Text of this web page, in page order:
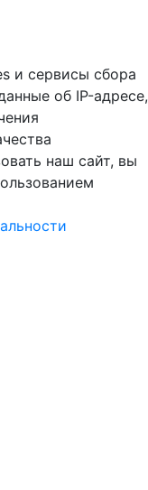
и сервисы сбора
об IP-адресе,
наш сайт, вы